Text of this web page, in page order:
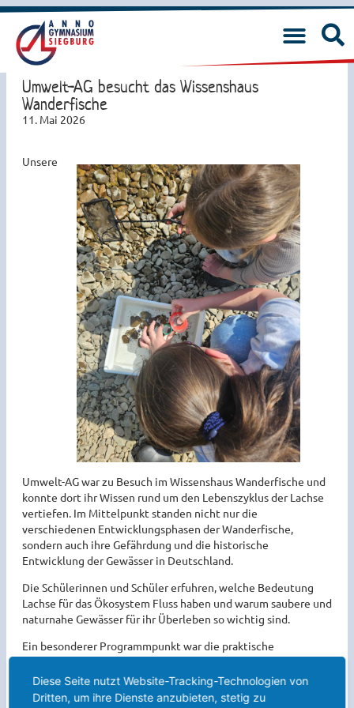
Umwelt-AG besucht das Wissenshaus
Wanderfische
11. Mai 2026
Unsere
Umwelt-AG war zu Besuch im Wissenshaus Wanderfische und
konnte dort ihr Wissen rund um den Lebenszyklus der Lachse
vertiefen. Im Mittelpunkt standen nicht nur die
verschiedenen Entwicklungsphasen der Wanderfische,
sondern auch ihre Gefährdung und die historische
Entwicklung der Gewässer in Deutschland.
Die Schülerinnen und Schüler erfuhren, welche Bedeutung
Lachse für das Ökosystem Fluss haben und warum saubere und
naturnahe Gewässer für ihr Überleben so wichtig sind.
Ein besonderer Programmpunkt war die praktische
Gewässeruntersuchung an der Sieg. Mithilfe kleiner
Wasserlebewesen untersuchten die Teilnehmenden die
Gewässergüte und lernten, wie man anhand sogenannter
Diese Seite nutzt Website-Tracking-Technologien von
Dritten, um ihre Dienste anzubieten, stetig zu